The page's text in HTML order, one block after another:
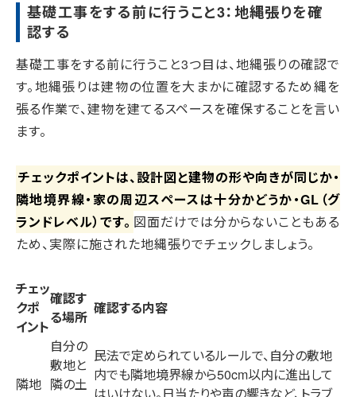
基礎工事をする前に行うこと3：地縄張りを確
認する
基礎工事をする前に行うこと3つ目は、地縄張りの確認で
す。地縄張りは建物の位置を大まかに確認するため縄を
張る作業で、建物を建てるスペースを確保することを言い
ます。
チェックポイントは、設計図と建物の形や向きが同じか・
隣地境界線・家の周辺スペースは十分かどうか・GL（グ
ランドレベル）です。 図面だけでは分からないこともある
ため、実際に施された地縄張りでチェックしましょう。
チェッ
クポ
イント
確認す
る場所
確認する内容
隣地
自分の
敷地と
隣の土
民法で定められているルールで、自分の敷地
内でも隣地境界線から50cm以内に進出して